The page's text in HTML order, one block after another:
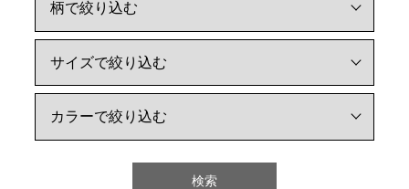
検索